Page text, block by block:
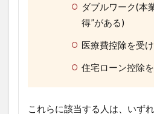
ダブルワーク(本
得”がある)
医療費控除を受
住宅ローン控除
これらに該当する人は、いず